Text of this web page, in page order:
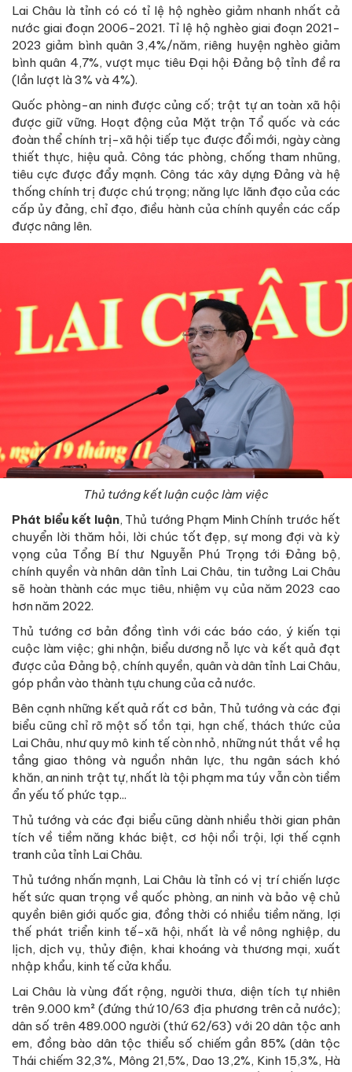
Lai Châu là tỉnh có có tỉ lệ hộ nghèo giảm nhanh nhất cả
nước giai đoạn 2006-2021. Tỉ lệ hộ nghèo giai đoạn 2021-
2023 giảm bình quân 3,4%/năm, riêng huyện nghèo giảm
bình quân 4,7%, vượt mục tiêu Đại hội Đảng bộ tỉnh đề ra
(lần lượt là 3% và 4%).
Quốc phòng-an ninh được củng cố; trật tự an toàn xã hội
được giữ vững. Hoạt động của Mặt trận Tổ quốc và các
đoàn thể chính trị-xã hội tiếp tục được đổi mới, ngày càng
thiết thực, hiệu quả. Công tác phòng, chống tham nhũng,
tiêu cực được đẩy mạnh. Công tác xây dựng Đảng và hệ
thống chính trị được chú trọng; năng lực lãnh đạo của các
cấp ủy đảng, chỉ đạo, điều hành của chính quyền các cấp
được nâng lên.
Thủ tướng kết luận cuộc làm việc
Phát biểu kết luận, Thủ tướng Phạm Minh Chính trước hết
chuyển lời thăm hỏi, lời chúc tốt đẹp, sự mong đợi và kỳ
vọng của Tổng Bí thư Nguyễn Phú Trọng tới Đảng bộ,
chính quyền và nhân dân tỉnh Lai Châu, tin tưởng Lai Châu
sẽ hoàn thành các mục tiêu, nhiệm vụ của năm 2023 cao
hơn năm 2022.
Thủ tướng cơ bản đồng tình với các báo cáo, ý kiến tại
cuộc làm việc; ghi nhận, biểu dương nỗ lực và kết quả đạt
được của Đảng bộ, chính quyền, quân và dân tỉnh Lai Châu,
góp phần vào thành tựu chung của cả nước.
Bên cạnh những kết quả rất cơ bản, Thủ tướng và các đại
biểu cũng chỉ rõ một số tồn tại, hạn chế, thách thức của
Lai Châu, như quy mô kinh tế còn nhỏ, những nút thắt về hạ
tầng giao thông và nguồn nhân lực, thu ngân sách khó
khăn, an ninh trật tự, nhất là tội phạm ma túy vẫn còn tiềm
ẩn yếu tố phức tạp...
Thủ tướng và các đại biểu cũng dành nhiều thời gian phân
tích về tiềm năng khác biệt, cơ hội nổi trội, lợi thế cạnh
tranh của tỉnh Lai Châu.
Thủ tướng nhấn mạnh, Lai Châu là tỉnh có vị trí chiến lược
hết sức quan trọng về quốc phòng, an ninh và bảo vệ chủ
quyền biên giới quốc gia, đồng thời có nhiều tiềm năng, lợi
thế phát triển kinh tế-xã hội, nhất là về nông nghiệp, du
lịch, dịch vụ, thủy điện, khai khoáng và thương mại, xuất
nhập khẩu, kinh tế cửa khẩu.
Lai Châu là vùng đất rộng, người thưa, diện tích tự nhiên
trên 9.000 km² (đứng thứ 10/63 địa phương trên cả nước);
dân số trên 489.000 người (thứ 62/63) với 20 dân tộc anh
em, đồng bào dân tộc thiểu số chiếm gần 85% (dân tộc
Thái chiếm 32,3%, Mông 21,5%, Dao 13,2%, Kinh 15,3%, Hà